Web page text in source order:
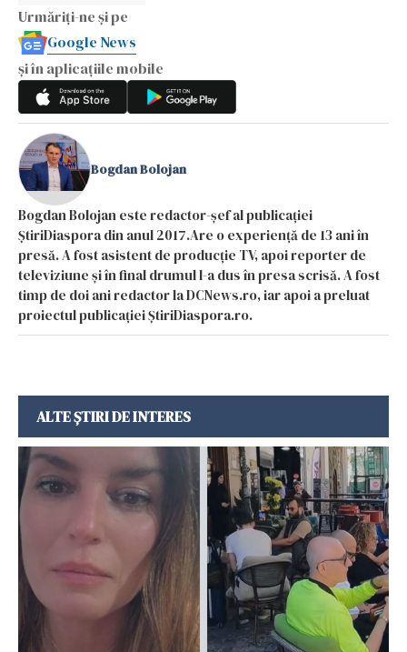
Urmăriți-ne și pe
Google News
și în aplicațiile mobile
Bogdan Bolojan
Bogdan Bolojan este redactor-șef al publicației
ȘtiriDiaspora din anul 2017.Are o experiență de 13 ani în
presă. A fost asistent de producție TV, apoi reporter de
televiziune și în final drumul l-a dus în presa scrisă. A fost
timp de doi ani redactor la DCNews.ro, iar apoi a preluat
proiectul publicației ȘtiriDiaspora.ro.
ALTE ȘTIRI DE INTERES